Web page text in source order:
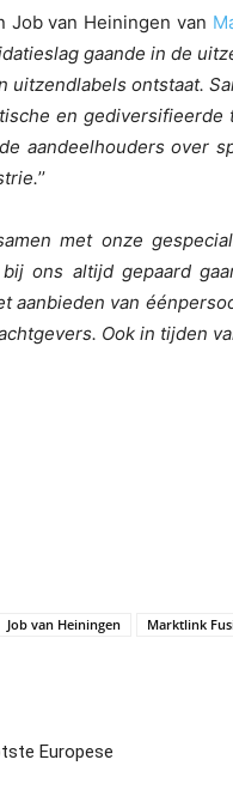
Job van Heiningen van
gaande in de
ontstaat.
en
aandeelhouders over
’’
met onze
ons altijd gepaard
van
Ook in tijden
Job van Heiningen Marktlink
Europese